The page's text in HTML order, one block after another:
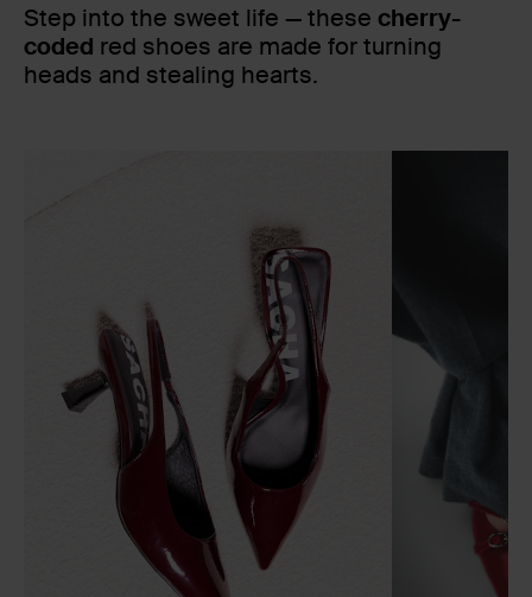
Step into the sweet life — these cherry-
coded red shoes are made for turning
heads and stealing hearts.